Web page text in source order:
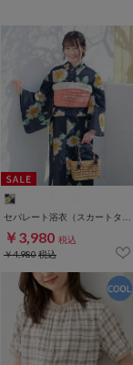
セパレート浴衣（スカートタイプ）
￥3,980 税込
￥4,980税込